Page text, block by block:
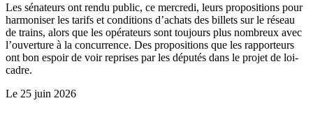
Les sénateurs ont rendu public, ce mercredi, leurs propositions pour
harmoniser les tarifs et conditions d’achats des billets sur le réseau
de trains, alors que les opérateurs sont toujours plus nombreux avec
l’ouverture à la concurrence. Des propositions que les rapporteurs
ont bon espoir de voir reprises par les députés dans le projet de loi-
cadre.
Le 25 juin 2026